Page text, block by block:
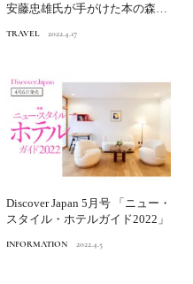
安藤忠雄氏が手がけた本の森、
TRAVEL 2022.4.17
Discover Japan 5月号 「ニュー・
スタイル・ホテルガイド2022」
INFORMATION 2022.4.5